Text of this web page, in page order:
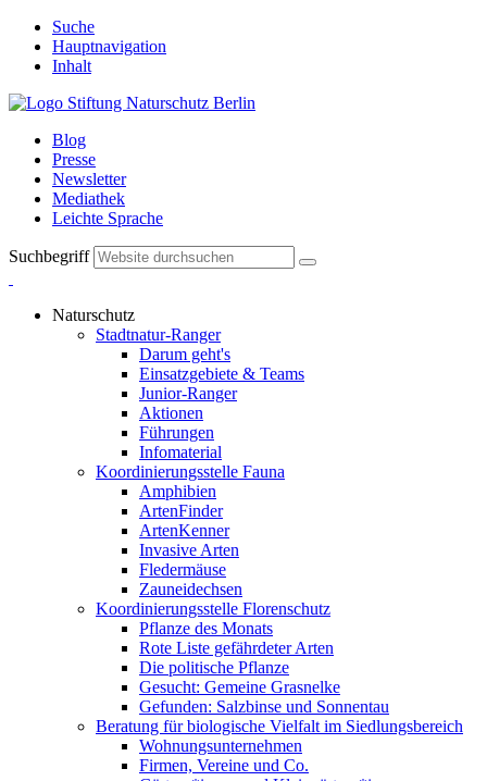
Suche
Hauptnavigation
Inhalt
Blog
Presse
Newsletter
Mediathek
Leichte Sprache
Suchbegriff
Naturschutz
Stadtnatur-Ranger
Darum geht's
Einsatzgebiete & Teams
Junior-Ranger
Aktionen
Führungen
Infomaterial
Koordinierungsstelle Fauna
Amphibien
ArtenFinder
ArtenKenner
Invasive Arten
Fledermäuse
Zauneidechsen
Koordinierungsstelle Florenschutz
Pflanze des Monats
Rote Liste gefährdeter Arten
Die politische Pflanze
Gesucht: Gemeine Grasnelke
Gefunden: Salzbinse und Sonnentau
Beratung für biologische Vielfalt im Siedlungsbereich
Wohnungsunternehmen
Firmen, Vereine und Co.